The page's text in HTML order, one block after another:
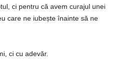
ci pentru că avem curajul unei
care ne iubește înainte să ne
ci cu adevăr.